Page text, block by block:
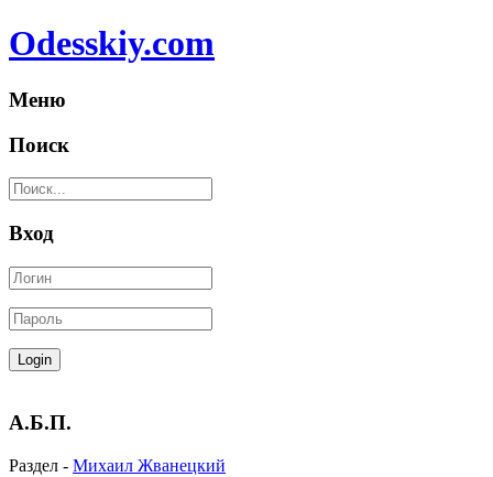
Odesskiy.com
Меню
Поиск
Вход
А.Б.П.
Раздел - Михаил Жванецкий